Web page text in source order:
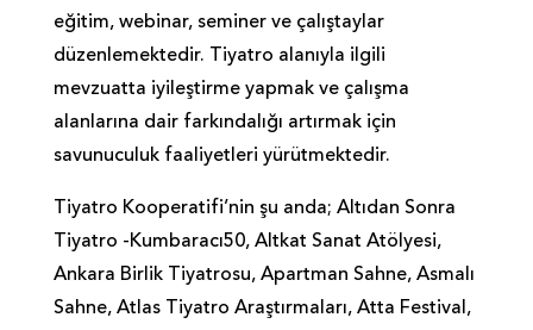
eğitim, webinar, seminer ve çalıştaylar
düzenlemektedir. Tiyatro alanıyla ilgili
mevzuatta iyileştirme yapmak ve çalışma
alanlarına dair farkındalığı artırmak için
savunuculuk faaliyetleri yürütmektedir.
Tiyatro Kooperatifi’nin şu anda; Altıdan Sonra
Tiyatro -Kumbaracı50, Altkat Sanat Atölyesi,
Ankara Birlik Tiyatrosu, Apartman Sahne, Asmalı
Sahne, Atlas Tiyatro Araştırmaları, Atta Festival,